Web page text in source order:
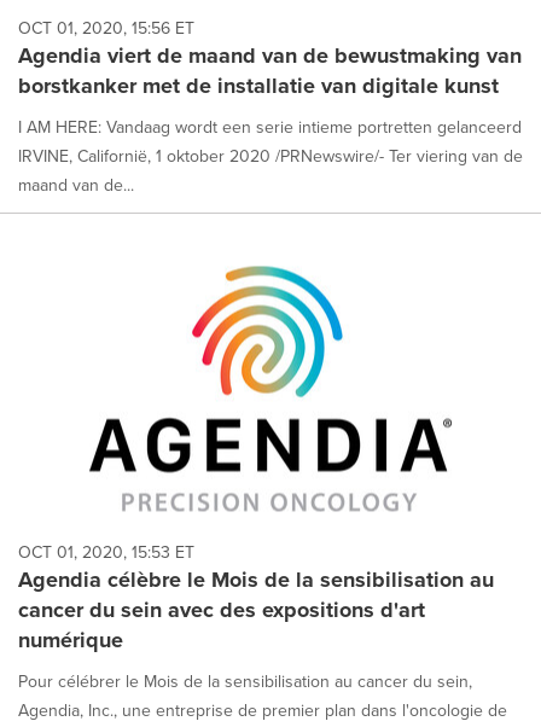
OCT 01, 2020, 15:56 ET
Agendia viert de maand van de bewustmaking van
borstkanker met de installatie van digitale kunst
I AM HERE: Vandaag wordt een serie intieme portretten gelanceerd
IRVINE, Californië, 1 oktober 2020 /PRNewswire/- Ter viering van de
maand van de...
OCT 01, 2020, 15:53 ET
Agendia célèbre le Mois de la sensibilisation au
cancer du sein avec des expositions d'art
numérique
Pour célébrer le Mois de la sensibilisation au cancer du sein,
Agendia, Inc., une entreprise de premier plan dans l'oncologie de